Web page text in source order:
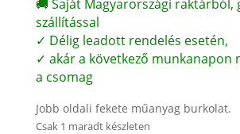
🚚 Saját Magyarországi raktárból,
szállítással
✓ Délig leadott rendelés esetén,
✓ akár a következő munkanapon
a csomag
Jobb oldali fekete műanyag burkolat.
Csak 1 maradt készleten